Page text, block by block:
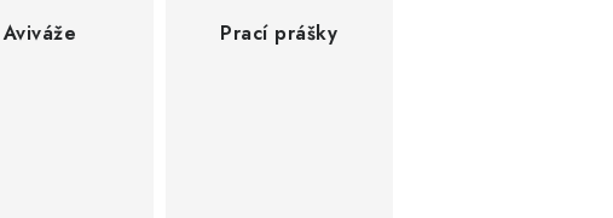
Aviváže Prací prášky